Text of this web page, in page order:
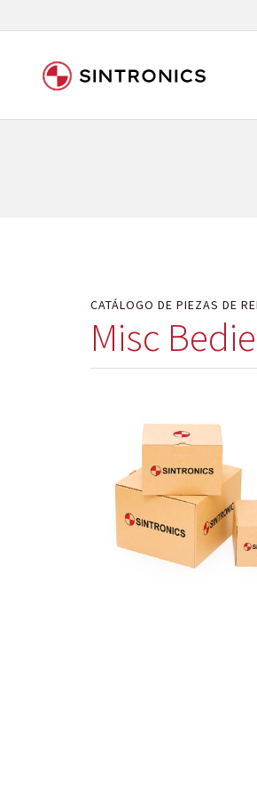
Nuestra
de módulos
CATÁLOGO DE PIEZAS DE
Misc